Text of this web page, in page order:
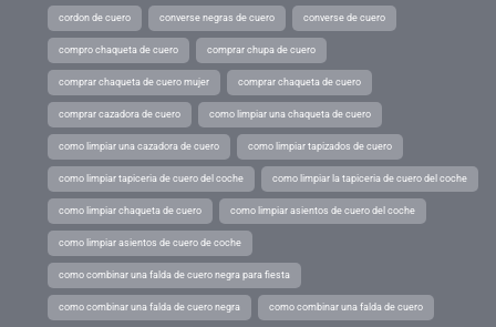
cordon de cuero converse negras de cuero converse de cuero
compro chaqueta de cuero comprar chupa de cuero
comprar chaqueta de cuero mujer comprar chaqueta de cuero
comprar cazadora de cuero como limpiar una chaqueta de cuero
como limpiar una cazadora de cuero como limpiar tapizados de cuero
como limpiar tapiceria de cuero del coche como limpiar la tapiceria de cuero del coche
como limpiar chaqueta de cuero como limpiar asientos de cuero del coche
como limpiar asientos de cuero de coche
como combinar una falda de cuero negra para fiesta
como combinar una falda de cuero negra como combinar una falda de cuero